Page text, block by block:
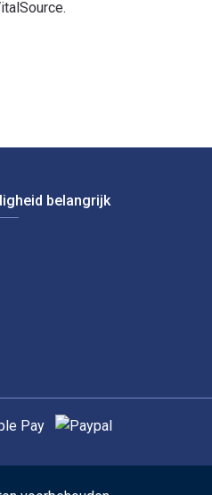
belangrijk